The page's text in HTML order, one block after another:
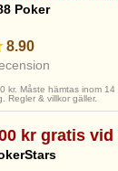
Poker
8.90
kr. Måste hämtas inom
Regler & villkor gäller.
kr gratis